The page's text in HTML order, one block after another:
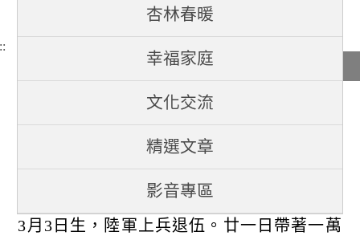
杏林春暖
幸福家庭
文化交流
精選文章
影音專區
八十五歲榮民胡家何，捐款就
助大陸青海省玉
八十五歲安徽省籍老榮民胡家何，民國14年
3月3日生，陸軍上兵退伍。廿一日帶著一萬